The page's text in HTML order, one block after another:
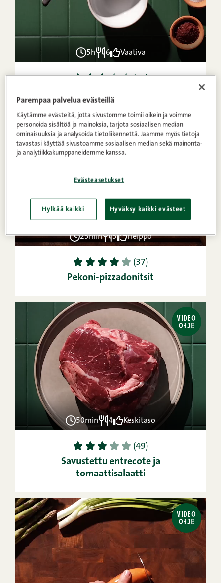
5h 6 Vaativa
1 2 3 4 5 (34)
Kinuskipossu
VIDEO
OHJE
25min 5 Helppo
1 2 3 4 5 (37)
Pekoni-pizzadonitsit
VIDEO
OHJE
50min 4 Keskitaso
1 2 3 4 5 (49)
Savustettu entrecote ja
tomaattisalaatti
VIDEO
OHJE
Parempaa palvelua evästeillä
Käytämme evästeitä, jotta sivustomme toimii oikein ja voimme
personoida sisältöä ja mainoksia, tarjota sosiaalisen median
ominaisuuksia ja analysoida tietoliikennettä. Jaamme myös tietoja
tavastasi käyttää sivustoamme sosiaalisen median sekä mainonta-
ja analytiikkakumppaneidemme kanssa.
Evästeasetukset
Hylkää kaikki Hyväksy kaikki evästeet